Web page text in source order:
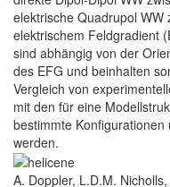
elektrische Quadrupol WW
elektrischem Feldgradient
sind abhängig von der
des EFG und beinhalten
Vergleich von
mit den für eine
bestimmte
werden.
A. Doppler, L.D.M.